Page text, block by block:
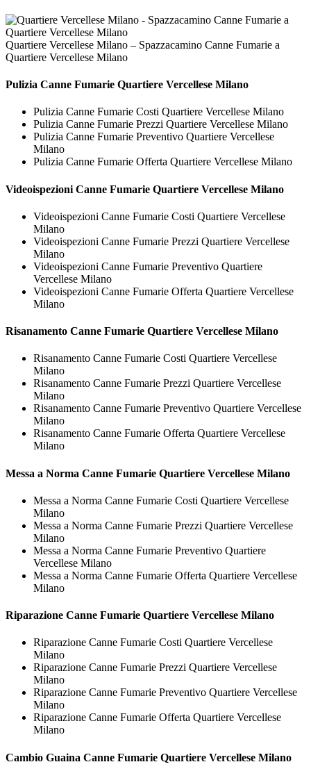
Quartiere Vercellese Milano – Spazzacamino Canne Fumarie a
Quartiere Vercellese Milano
Pulizia Canne Fumarie Quartiere Vercellese Milano
Pulizia Canne Fumarie Costi Quartiere Vercellese Milano
Pulizia Canne Fumarie Prezzi Quartiere Vercellese Milano
Pulizia Canne Fumarie Preventivo Quartiere Vercellese
Milano
Pulizia Canne Fumarie Offerta Quartiere Vercellese Milano
Videoispezioni Canne Fumarie Quartiere Vercellese Milano
Videoispezioni Canne Fumarie Costi Quartiere Vercellese
Milano
Videoispezioni Canne Fumarie Prezzi Quartiere Vercellese
Milano
Videoispezioni Canne Fumarie Preventivo Quartiere
Vercellese Milano
Videoispezioni Canne Fumarie Offerta Quartiere Vercellese
Milano
Risanamento Canne Fumarie Quartiere Vercellese Milano
Risanamento Canne Fumarie Costi Quartiere Vercellese
Milano
Risanamento Canne Fumarie Prezzi Quartiere Vercellese
Milano
Risanamento Canne Fumarie Preventivo Quartiere Vercellese
Milano
Risanamento Canne Fumarie Offerta Quartiere Vercellese
Milano
Messa a Norma Canne Fumarie Quartiere Vercellese Milano
Messa a Norma Canne Fumarie Costi Quartiere Vercellese
Milano
Messa a Norma Canne Fumarie Prezzi Quartiere Vercellese
Milano
Messa a Norma Canne Fumarie Preventivo Quartiere
Vercellese Milano
Messa a Norma Canne Fumarie Offerta Quartiere Vercellese
Milano
Riparazione Canne Fumarie Quartiere Vercellese Milano
Riparazione Canne Fumarie Costi Quartiere Vercellese
Milano
Riparazione Canne Fumarie Prezzi Quartiere Vercellese
Milano
Riparazione Canne Fumarie Preventivo Quartiere Vercellese
Milano
Riparazione Canne Fumarie Offerta Quartiere Vercellese
Milano
Cambio Guaina Canne Fumarie Quartiere Vercellese Milano